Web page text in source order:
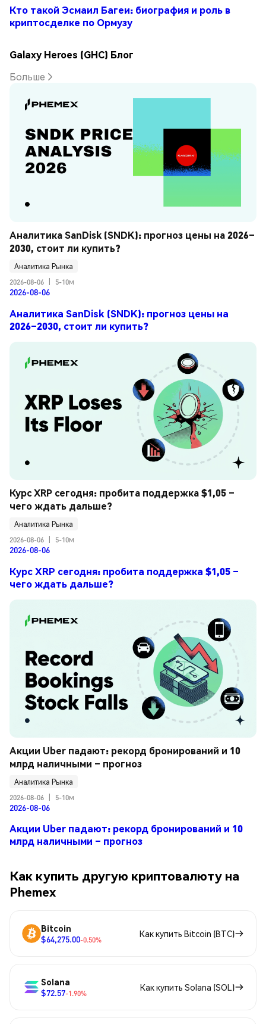
Кто такой Эсмаил Багеи: биография и роль в
криптосделке по Ормузу
Galaxy Heroes (GHC) Блог
Больше
Аналитика SanDisk (SNDK): прогноз цены на 2026–
2030, стоит ли купить?
Аналитика Рынка
2026-08-06
5-10м
2026-08-06
Аналитика SanDisk (SNDK): прогноз цены на
2026–2030, стоит ли купить?
Курс XRP сегодня: пробита поддержка $1,05 –
чего ждать дальше?
Аналитика Рынка
2026-08-06
5-10м
2026-08-06
Курс XRP сегодня: пробита поддержка $1,05 –
чего ждать дальше?
Акции Uber падают: рекорд бронирований и 10
млрд наличными – прогноз
Аналитика Рынка
2026-08-06
5-10м
2026-08-06
Акции Uber падают: рекорд бронирований и 10
млрд наличными – прогноз
Как купить другую криптовалюту на
Phemex
Bitcoin
$64,275.00-0.50%
Как купить Bitcoin (BTC)
Solana
$72.57-1.90%
Как купить Solana (SOL)